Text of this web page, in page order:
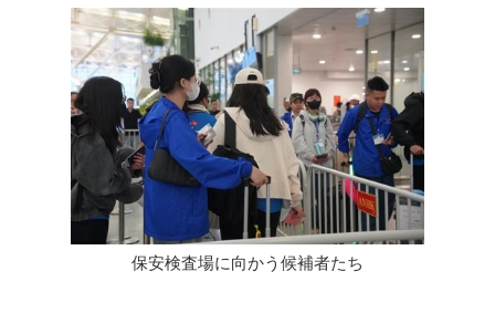
保安検査場に向かう候補者たち